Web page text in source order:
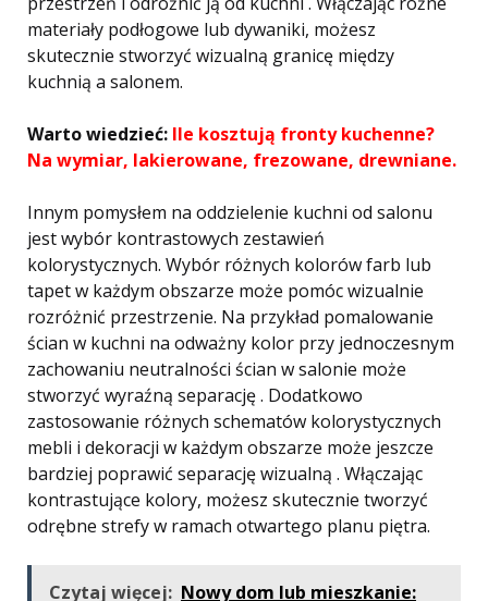
materiały podłogowe lub dywaniki, możesz
skutecznie stworzyć wizualną granicę między
kuchnią a salonem.
Warto wiedzieć: Ile kosztują fronty kuchenne?
Na wymiar, lakierowane, frezowane, drewniane.
Innym pomysłem na oddzielenie kuchni od salonu
jest wybór kontrastowych zestawień
kolorystycznych. Wybór różnych kolorów farb lub
tapet w każdym obszarze może pomóc wizualnie
rozróżnić przestrzenie. Na przykład pomalowanie
ścian w kuchni na odważny kolor przy jednoczesnym
zachowaniu neutralności ścian w salonie może
stworzyć wyraźną separację . Dodatkowo
zastosowanie różnych schematów kolorystycznych
mebli i dekoracji w każdym obszarze może jeszcze
bardziej poprawić separację wizualną . Włączając
kontrastujące kolory, możesz skutecznie tworzyć
odrębne strefy w ramach otwartego planu piętra.
Czytaj więcej: Nowy dom lub mieszkanie: